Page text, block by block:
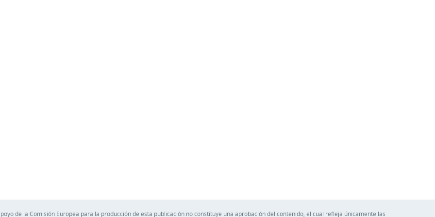
de la Comisión Europea para la producción de esta publicación no constituye una aprobación del contenido, el cual refleja únicamente las